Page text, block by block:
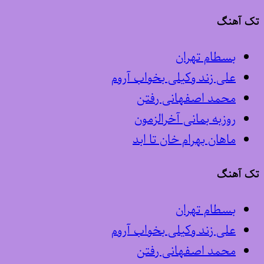
تک آهنگ
بسطام تهران
علی زند وکیلی بخواب آروم
محمد اصفهانی رفتن
روزبه بمانی آخرالزمون
ماهان بهرام خان تا ابد
تک آهنگ
بسطام تهران
علی زند وکیلی بخواب آروم
محمد اصفهانی رفتن